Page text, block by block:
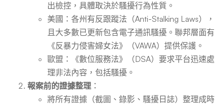
出檢控，具體取決於騷擾行為性質。
美國：各州有反跟蹤法（Anti-Stalking Laws），
且大多數已更新包含電子通訊騷擾。聯邦層面有
《反暴力侵害婦女法》（VAWA）提供保護。
歐盟：《數位服務法》（DSA）要求平台迅速處
理非法內容，包括騷擾。
報案前的證據整理 ：
將所有證據（截圖、錄影、騷擾日誌）整理成時